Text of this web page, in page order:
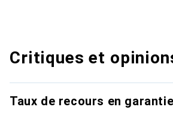
Critiques et
Taux de recours en